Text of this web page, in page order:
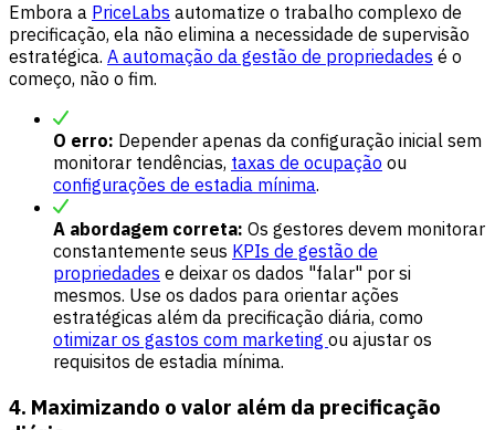
Embora a PriceLabs automatize o trabalho complexo de
precificação, ela não elimina a necessidade de supervisão
estratégica. A automação da gestão de propriedades é o
começo, não o fim.
O erro: Depender apenas da configuração inicial sem
monitorar tendências, taxas de ocupação ou
configurações de estadia mínima.
A abordagem correta: Os gestores devem monitorar
constantemente seus KPIs de gestão de
propriedades e deixar os dados "falar" por si
mesmos. Use os dados para orientar ações
estratégicas além da precificação diária, como
otimizar os gastos com marketing ou ajustar os
requisitos de estadia mínima.
4. Maximizando o valor além da precificação